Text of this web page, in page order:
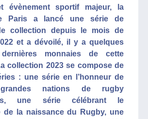
évènement sportif majeur, la
Paris a lancé une série de
collection depuis le mois de
et a dévoilé, il y a quelques
monnaies de cette
collection 2023 se compose de
: une série en l’honneur de
nations de rugby
une série célébrant le
de la naissance du Rugby, une